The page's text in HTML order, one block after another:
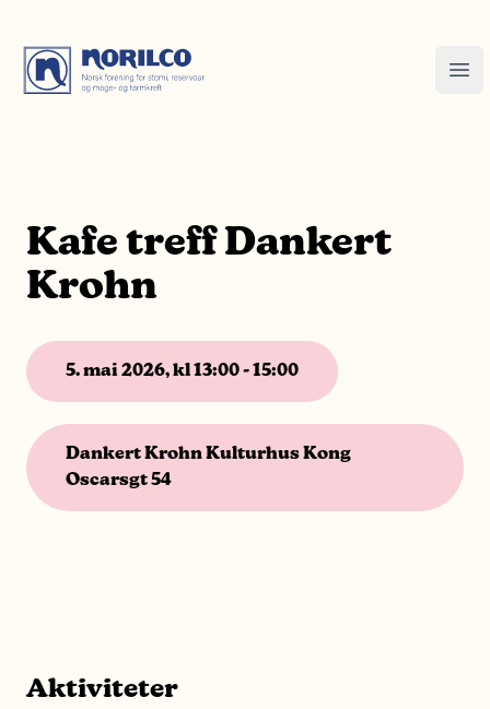
Kafe treff Dankert
Krohn
5. mai 2026, kl 13:00 - 15:00
Dankert Krohn Kulturhus Kong
Oscarsgt 54
Aktiviteter